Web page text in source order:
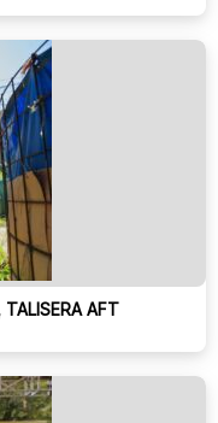
AFT